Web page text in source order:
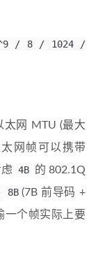
/ 8 / 1024 /
太网 MTU (最大
网帧可以携带
4B
的 802.1Q
8B (7B 前导码 +
一个帧实际上要